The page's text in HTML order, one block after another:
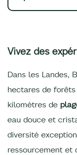
Vivez des
Dans les Landes,
hectares de
kilomètres de
eau douce et
diversité
ressourcement et